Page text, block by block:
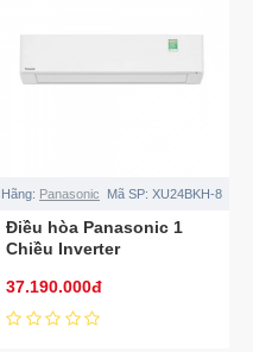
Hãng: Panasonic Mã SP: XU24BKH-8
Điều hòa Panasonic 1
Chiều Inverter
XU24BKH-8
37.190.000đ